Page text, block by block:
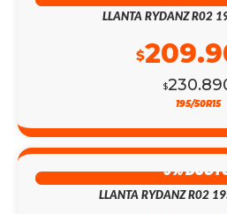
LLANTA RYDANZ R02
$
$
195/50R15
9%
LLANTA RYDANZ R02